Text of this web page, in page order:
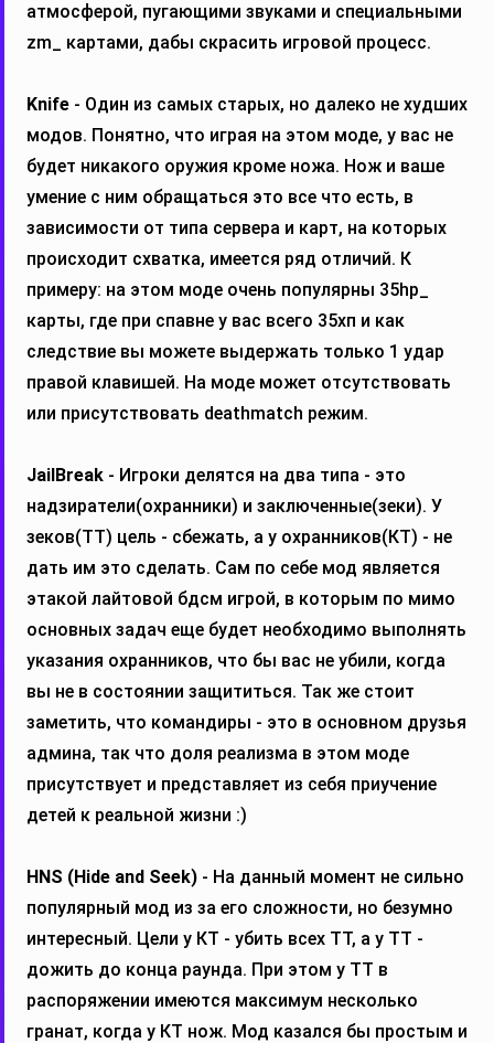
атмосферой, пугающими звуками и специальными
zm_ картами, дабы скрасить игровой процесс.
Knife - Один из самых старых, но далеко не худших
модов. Понятно, что играя на этом моде, у вас не
будет никакого оружия кроме ножа. Нож и ваше
умение с ним обращаться это все что есть, в
зависимости от типа сервера и карт, на которых
происходит схватка, имеется ряд отличий. К
примеру: на этом моде очень популярны 35hp_
карты, где при спавне у вас всего 35хп и как
следствие вы можете выдержать только 1 удар
правой клавишей. На моде может отсутствовать
или присутствовать deathmatch режим.
JailBreak - Игроки делятся на два типа - это
надзиратели(охранники) и заключенные(зеки). У
зеков(ТТ) цель - сбежать, а у охранников(КТ) - не
дать им это сделать. Сам по себе мод является
этакой лайтовой бдсм игрой, в которым по мимо
основных задач еще будет необходимо выполнять
указания охранников, что бы вас не убили, когда
вы не в состоянии защититься. Так же стоит
заметить, что командиры - это в основном друзья
админа, так что доля реализма в этом моде
присутствует и представляет из себя приучение
детей к реальной жизни :)
HNS (Hide and Seek) - На данный момент не сильно
популярный мод из за его сложности, но безумно
интересный. Цели у КТ - убить всех ТТ, а у ТТ -
дожить до конца раунда. При этом у ТТ в
распоряжении имеются максимум несколько
гранат, когда у КТ нож. Мод казался бы простым и